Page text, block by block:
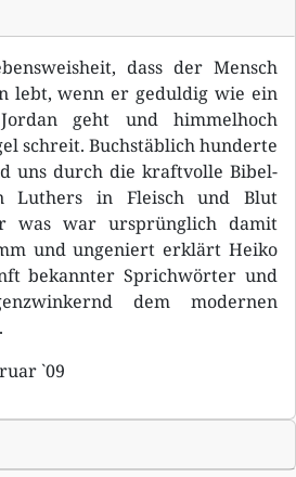
dass der Mensch
lebt, wenn er geduldig wie ein
geht und himmelhoch
schreit. Buchstäblich hunderte
uns durch die kraftvolle Bibel-
Luthers in Fleisch und Blut
was war ursprünglich damit
und ungeniert erklärt Heiko
bekannter Sprichwörter und
dem modernen
`09